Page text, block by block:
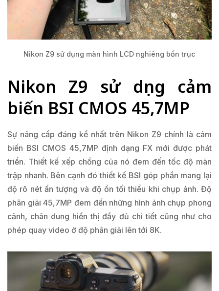
Nikon Z9 sử dụng màn hình LCD nghiêng bốn trục
Nikon Z9 sử dụng cảm
biến BSI CMOS 45,7MP
Sự nâng cấp đáng kể nhất trên Nikon Z9 chính là cảm
biến BSI CMOS 45,7MP định dạng FX mới được phát
triển. Thiết kế xếp chồng của nó đem đến tốc độ màn
trập nhanh. Bên cạnh đó thiết kế BSI góp phần mang lại
độ rõ nét ấn tượng và độ ồn tối thiểu khi chụp ảnh. Độ
phân giải 45,7MP đem đến những hình ảnh chụp phong
cảnh, chân dung hiển thị đầy đủ chi tiết cũng như cho
phép quay video ở độ phân giải lên tới 8K.